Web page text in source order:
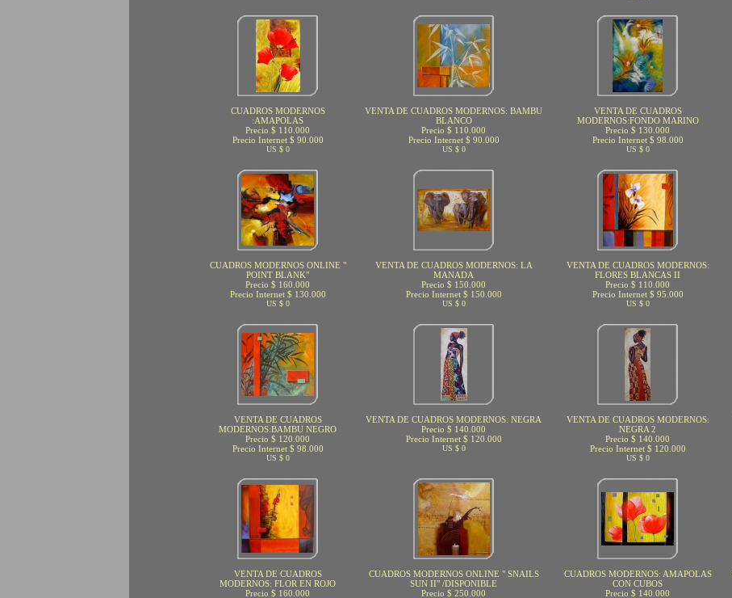
CUADROS MODERNOS
:AMAPOLAS
Precio $ 110.000
Precio Internet $ 90.000
US $ 0
VENTA DE CUADROS MODERNOS: BAMBU
BLANCO
Precio $ 110.000
Precio Internet $ 90.000
US $ 0
VENTA DE CUADROS
MODERNOS:FONDO MARINO
Precio $ 130.000
Precio Internet $ 98.000
US $ 0
CUADROS MODERNOS ONLINE "
POINT BLANK"
Precio $ 160.000
Precio Internet $ 130.000
US $ 0
VENTA DE CUADROS MODERNOS: LA
MANADA
Precio $ 150.000
Precio Internet $ 150.000
US $ 0
VENTA DE CUADROS MODERNOS:
FLORES BLANCAS II
Precio $ 110.000
Precio Internet $ 95.000
US $ 0
VENTA DE CUADROS
MODERNOS:BAMBU NEGRO
Precio $ 120.000
Precio Internet $ 98.000
US $ 0
VENTA DE CUADROS MODERNOS: NEGRA
Precio $ 140.000
Precio Internet $ 120.000
US $ 0
VENTA DE CUADROS MODERNOS:
NEGRA 2
Precio $ 140.000
Precio Internet $ 120.000
US $ 0
VENTA DE CUADROS
MODERNOS: FLOR EN ROJO
Precio $ 160.000
CUADROS MODERNOS ONLINE " SNAILS
SUN II" /DISPONIBLE
Precio $ 250.000
CUADROS MODERNOS: AMAPOLAS
CON CUBOS
Precio $ 140.000